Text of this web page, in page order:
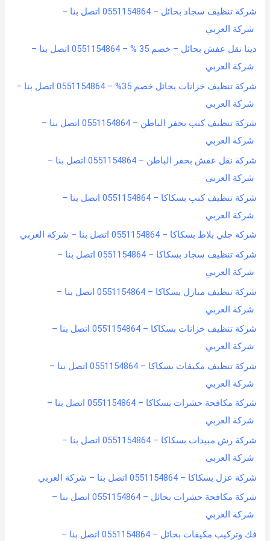
شركة تنظيف سجاد بحائل – 0551154864 اتصل بنا –
شركة العربي
دينا نقل عفش بحائل – خصم 35 % – 0551154864 اتصل بنا –
شركة العربي
شركة تنظيف خزانات بحائل خصم 35% – 0551154864 اتصل بنا –
شركة العربي
شركة تنظيف كنب بحفر الباطن – 0551154864 اتصل بنا –
شركة العربي
شركة نقل عفش بحفر الباطن – 0551154864 اتصل بنا –
شركة العربي
شركة تنظيف كنب بسكاكا – 0551154864 اتصل بنا –
شركة العربي
شركة جلي بلاط بسكاكا – 0551154864 اتصل بنا – شركة العربي
شركة تنظيف سجاد بسكاكا – 0551154864 اتصل بنا –
شركة العربي
شركة تنظيف منازل بسكاكا – 0551154864 اتصل بنا –
شركة العربي
شركة تنظيف خزانات بسكاكا – 0551154864 اتصل بنا –
شركة العربي
شركة تنظيف مكيفات بسكاكا – 0551154864 اتصل بنا –
شركة العربي
شركة مكافحة حشرات بسكاكا – 0551154864 اتصل بنا –
شركة العربي
شركة رش مبيدات بسكاكا – 0551154864 اتصل بنا –
شركة العربي
شركة عزل بسكاكا – 0551154864 اتصل بنا – شركة العربي
شركة مكافحة حشرات بحائل – 0551154864 اتصل بنا –
شركة العربي
فك وتركيب مكيفات بحائل – 0551154864 اتصل بنا –